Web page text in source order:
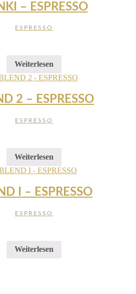
– ESPRESSO
ESPRESSO
Weiterlesen
2 – ESPRESSO
ESPRESSO
Weiterlesen
I – ESPRESSO
ESPRESSO
Weiterlesen